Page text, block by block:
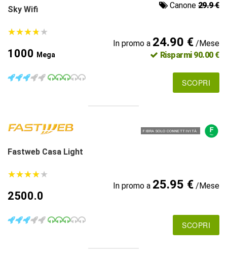
Sky Wifi Canone 29.9 €
★★★★★
★★★★★
1000 Mega
In promo a 24.90 €/Mese
Risparmi 90.00 €
SCOPRI
FIBRA SOLO CONNETTIVITÀ
Fastweb Casa Light
★★★★★
★★★★★
2500.0
In promo a 25.95 €/Mese
SCOPRI